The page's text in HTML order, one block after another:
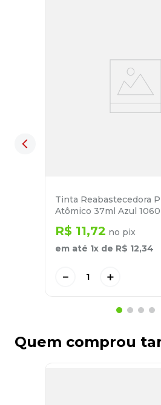
Tinta Reabastecedora
Atômico 37ml Azul
R$ 11,72 no pix
em até 1x de R$ 12,34
＋
－
Quem comprou